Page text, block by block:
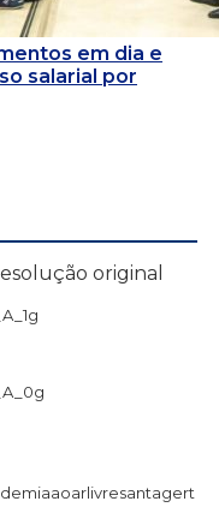
em dia e
salarial por
original